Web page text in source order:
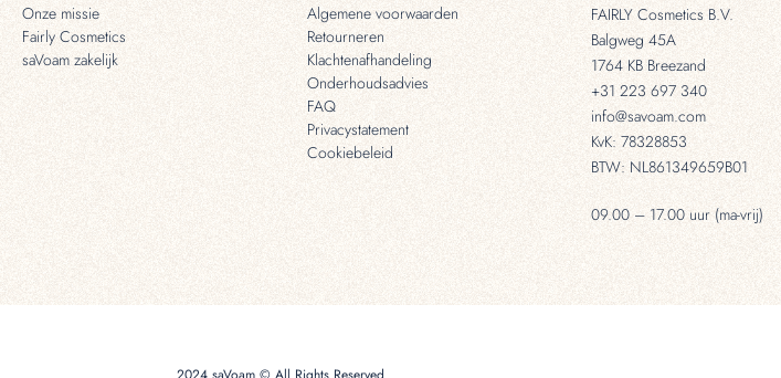
Onze missie
Fairly Cosmetics
saVoam zakelijk
Algemene voorwaarden
Retourneren
Klachtenafhandeling
Onderhoudsadvies
FAQ
Privacystatement
Cookiebeleid
FAIRLY Cosmetics B.V.
Balgweg 45A
1764 KB Breezand
+31 223 697 340
info@savoam.com
KvK: 78328853
BTW: NL861349659B01
09.00 – 17.00 uur (ma-vrij)